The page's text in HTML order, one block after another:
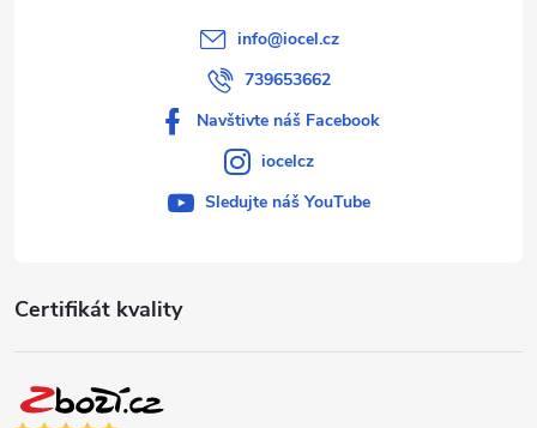
Certifikát kvality
info@iocel.cz
739653662
Navštivte náš Facebook
iocelcz
Sledujte náš YouTube